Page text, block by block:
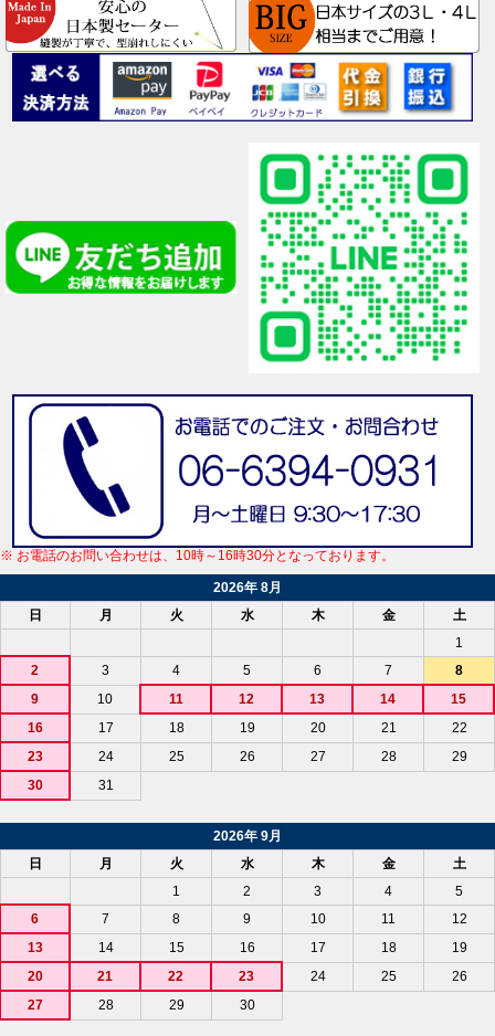
※ お電話のお問い合わせは、10時～16時30分となっております。
2026年 8月
日
月 火 水 木 金
土
1
2
3 4 5 6 7
8
9
10 11 12 13 14
15
16
17 18 19 20 21
22
23
24 25 26 27 28
29
30
31
2026年 9月
日
月 火 水 木 金
土
1
2 3 4
5
6
7 8 9 10 11
12
13
14 15 16 17 18
19
20
21 22 23 24 25
26
27
28 29 30